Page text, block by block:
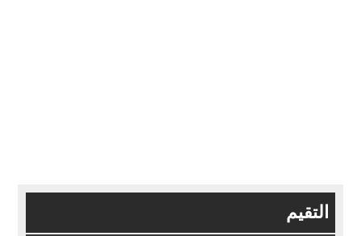
التقيم